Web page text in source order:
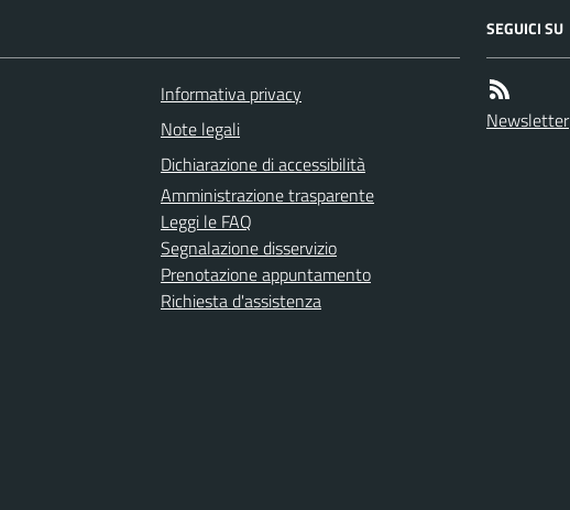
Informativa privacy
Note legali
Dichiarazione di accessibilità
Amministrazione trasparente
Leggi le FAQ
Segnalazione disservizio
Prenotazione appuntamento
Richiesta d'assistenza
SEGUICI SU
Newsletter